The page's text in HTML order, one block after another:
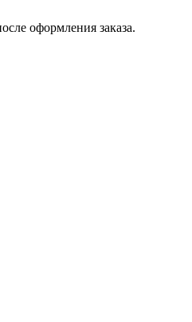
оформления заказа.